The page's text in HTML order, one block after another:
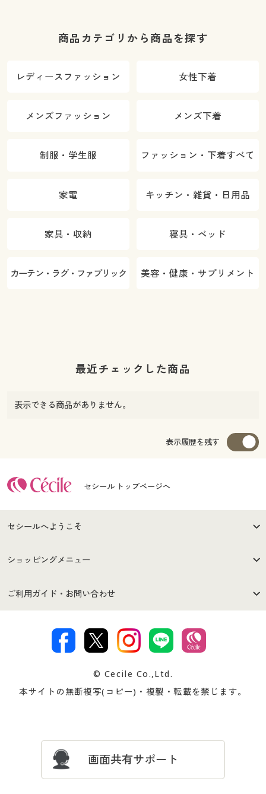
商品カテゴリから商品を探す
レディースファッション 女性下着
メンズファッション メンズ下着
制服・学生服 ファッション・下着すべて
家電 キッチン・雑貨・日用品
家具・収納 寝具・ベッド
カーテン・ラグ・ファブリック 美容・健康・サプリメント
最近チェックした商品
表示できる商品がありません。
表示履歴を残す
セシール トップページへ
セシールへようこそ
はじめての方へ
セシールご利用規約
著作権・商標について 会社案内
ショッピングメニュー
商品カテゴリ
プレゼント＆キャンペーン サイトマップ
ご利用ガイド・お問い合わせ
交換・返品は お支払は
ついて
忘れの場合
© Cecile Co.,Ltd.
本サイトの無断複写(コピー)・複製・転載を禁じます。
画面共有サポート